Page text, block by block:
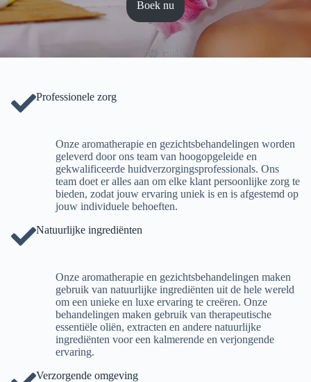
Boek nu
Professionele zorg
Onze aromatherapie en gezichtsbehandelingen worden
geleverd door ons team van hoogopgeleide en
gekwalificeerde huidverzorgingsprofessionals. Ons
team doet er alles aan om elke klant persoonlijke zorg te
bieden, zodat jouw ervaring uniek is en is afgestemd op
jouw individuele behoeften.
Natuurlijke ingrediënten
Onze aromatherapie en gezichtsbehandelingen maken
gebruik van natuurlijke ingrediënten uit de hele wereld
om een unieke en luxe ervaring te creëren. Onze
behandelingen maken gebruik van therapeutische
essentiële oliën, extracten en andere natuurlijke
ingrediënten voor een kalmerende en verjongende
ervaring.
Verzorgende omgeving